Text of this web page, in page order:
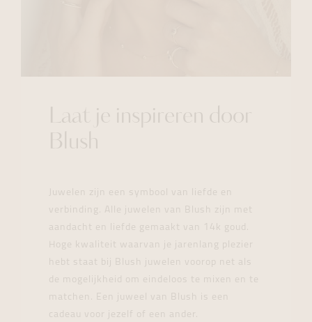
Laat je inspireren door
Blush
Juwelen zijn een symbool van liefde en
verbinding. Alle juwelen van Blush zijn met
aandacht en liefde gemaakt van 14k goud.
Hoge kwaliteit waarvan je jarenlang plezier
hebt staat bij Blush juwelen voorop net als
de mogelijkheid om eindeloos te mixen en te
matchen. Een juweel van Blush is een
cadeau voor jezelf of een ander.